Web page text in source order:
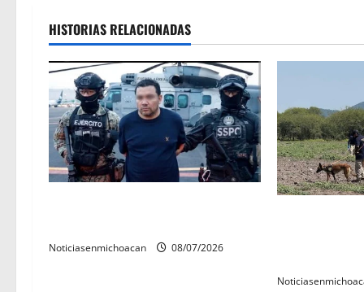
i
ó
n
d
e
e
t
HISTORIAS RELACIONADAS
Noticiasenmichoacan 08/07/2026